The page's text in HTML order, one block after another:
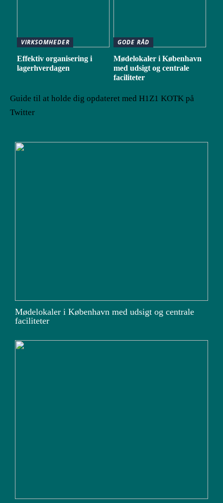
VIRKSOMHEDER
Effektiv organisering i
lagerhverdagen
GODE RÅD
Mødelokaler i København
med udsigt og centrale
faciliteter
Guide til at holde dig opdateret med H1Z1 KOTK på
Twitter
Mødelokaler i København med udsigt og centrale
faciliteter